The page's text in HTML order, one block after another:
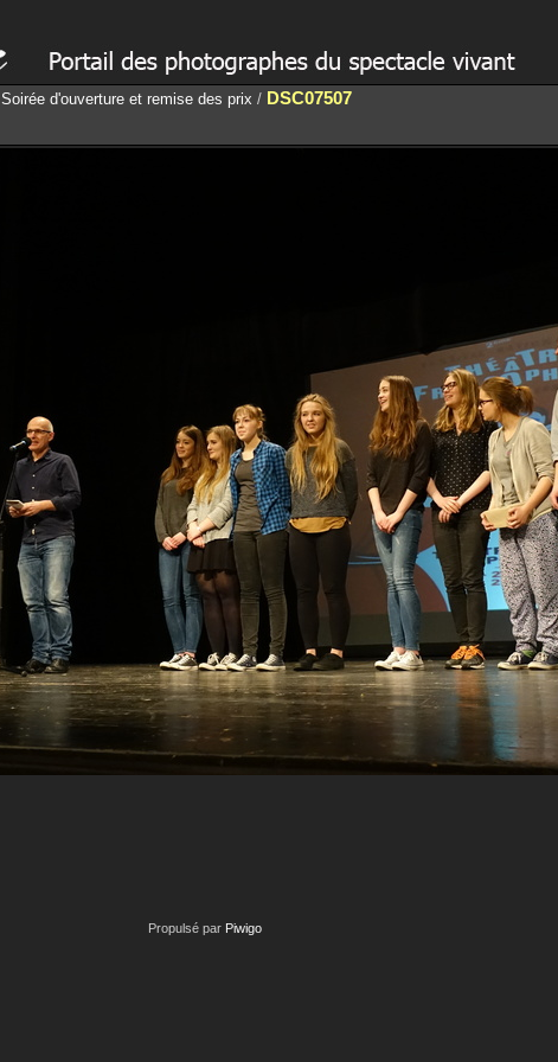
Soirée d'ouverture et remise des prix / DSC07507
Propulsé par Piwigo